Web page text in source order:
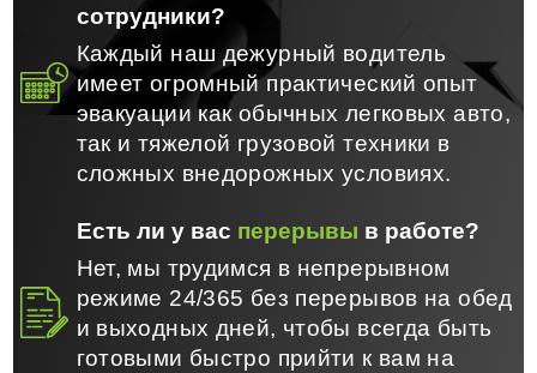
сотрудники?
Каждый наш дежурный водитель
имеет огромный практический опыт
эвакуации как обычных легковых авто,
так и тяжелой грузовой техники в
сложных внедорожных условиях.
Есть ли у вас перерывы в работе?
Нет, мы трудимся в непрерывном
режиме 24/365 без перерывов на обед
и выходных дней, чтобы всегда быть
готовыми быстро прийти к вам на